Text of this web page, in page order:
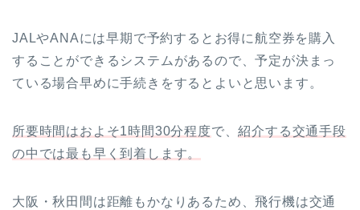
JALやANAには早期で予約するとお得に航空券を購入
することができるシステムがあるので、予定が決まっ
ている場合早めに手続きをするとよいと思います。
所要時間はおよそ1時間30分程度で、紹介する交通手段
の中では最も早く到着します。
大阪・秋田間は距離もかなりあるため、飛行機は交通